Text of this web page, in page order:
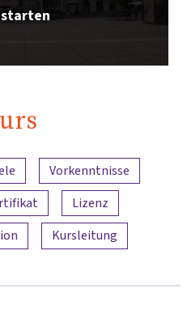
Vorkenntnisse
Lizenz
Kursleitung